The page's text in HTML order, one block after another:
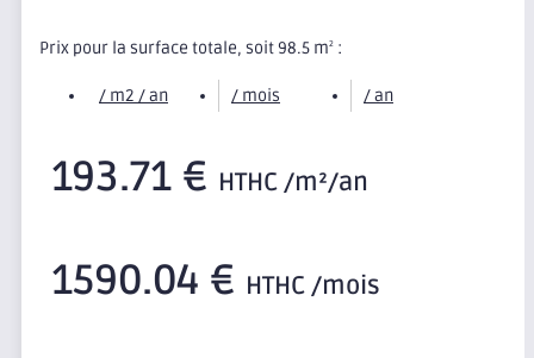
Prix pour la surface totale, soit 98.5 m2 :
/ m2 / an / mois / an
193.71 € HTHC /m²/an
1590.04 € HTHC /mois